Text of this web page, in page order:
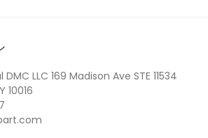
T.
DMC LLC 169 Madison Ave STE 11534
10016